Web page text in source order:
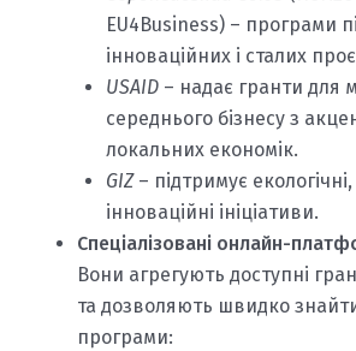
EU4Business) – програми
інноваційних і сталих
USAID – надає гранти для
середнього бізнесу з
локальних економік.
GIZ– підтримує екологічні,
інноваційні ініціативи.
Спеціалізовані онлайн-
Вони агрегують доступні
та дозволяють швидко
програми: